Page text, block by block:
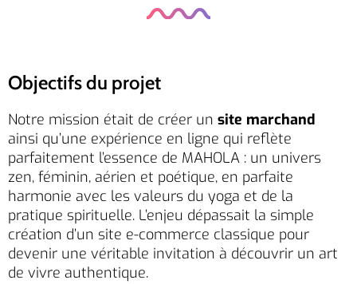
Objectifs du projet
Notre mission était de créer un site marchand
ainsi qu’une expérience en ligne qui reflète
parfaitement l’essence de MAHOLA : un univers
zen, féminin, aérien et poétique, en parfaite
harmonie avec les valeurs du yoga et de la
pratique spirituelle. L’enjeu dépassait la simple
création d’un site e-commerce classique pour
devenir une véritable invitation à découvrir un art
de vivre authentique.